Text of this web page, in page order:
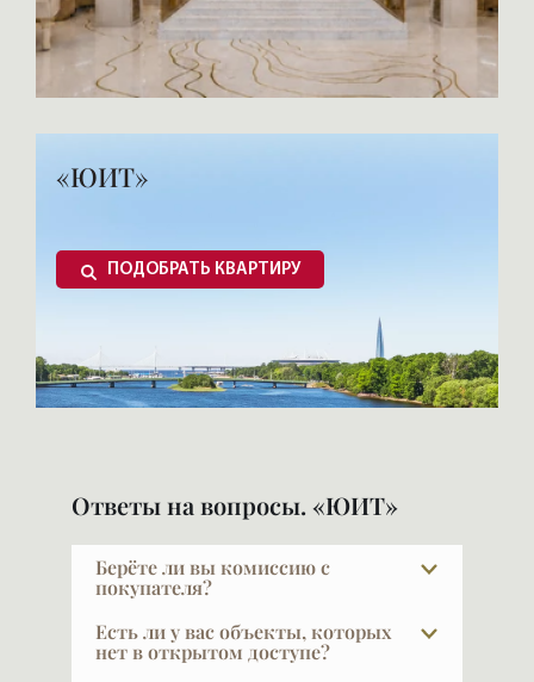
«ЮИТ»
ПОДОБРАТЬ КВАРТИРУ
Ответы на вопросы. «ЮИТ»
Берёте ли вы комиссию с
покупателя?
При покупке в новых проектах — нет.
Наши услуги для покупателя бесплатны,
Есть ли у вас объекты, которых
нет в открытом доступе?